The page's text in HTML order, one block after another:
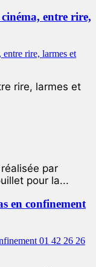
entre rire,
rire, larmes et
par
pour la...
en confinement